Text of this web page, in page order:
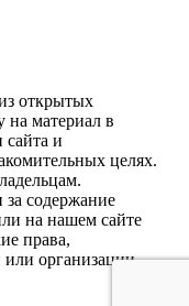
открытых
материал в
сайта и
целях.
за содержание
на нашем сайте
права,
организации,